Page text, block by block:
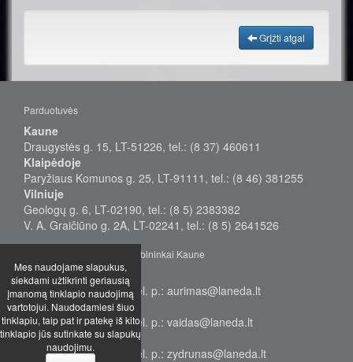
Grįžti atgal
Parduotuvės
Kaune
Draugystės g. 15, LT-51226, tel.: (8 37) 460611
Klaipėdoje
Paryžiaus Komunos g. 25, LT-91111, tel.: (8 46) 381255
Vilniuje
Geologų g. 6, LT-02190, tel.: (8 5) 2383382
V. A. Graičiūno g. 2A, LT-02241, tel.: (8 5) 2641526
Didmeninės prekybos vadybininkai Kaune
Aurimas
Tel.: +370 655 38577, el. p.: aurimas@laneda.lt
Vaidas
Tel.: +370 655 68949, el. p.: vaidas@laneda.lt
Žydrūnas
Tel.: +370 699 17232, el. p.: zydrunas@laneda.lt
Mes naudojame slapukus,
siekdami užtikrinti geriausią
įmanomą tinklapio naudojimą
vartotojui. Naudodamiesi šiuo
tinklapiu, taip pat ir patekę iš kito
tinklapio jūs sutinkate su slapukų
naudojimu.